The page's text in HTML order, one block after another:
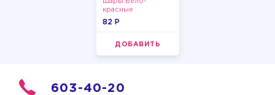
шары Бело-
красные
пастельные
82 P
ДОБАВИТЬ
603-40-20